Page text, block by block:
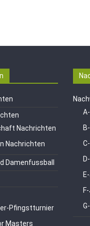
Nachrichten
Nachrichten
Damenfussball
Pfingstturnier
Masters